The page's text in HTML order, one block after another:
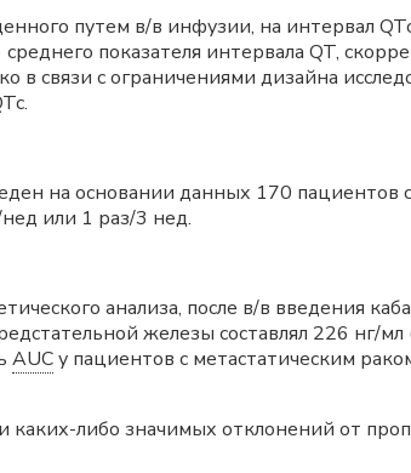
путем в/в инфузии, на интервал
показателя интервала QT,
связи с ограничениями дизайна
на основании данных 170 пациентов
или 1 раз/3 нед.
анализа, после в/в введения
железы составлял 226 нг/
AUCу пациентов с метастатическим
либо значимых отклонений от